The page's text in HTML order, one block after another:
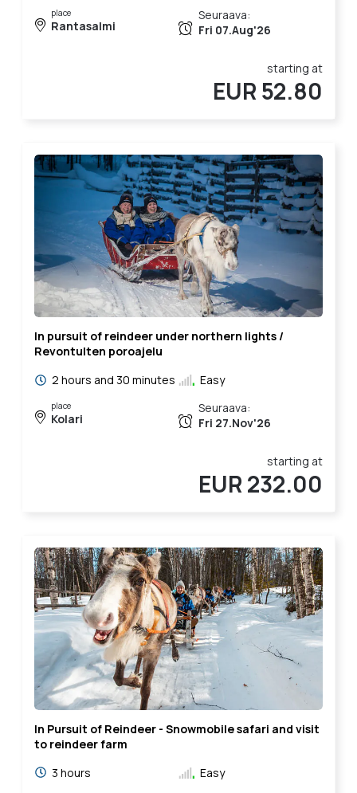
place
Rantasalmi
Seuraava:
Fri 07.Aug'26
starting at
EUR 52.80
In pursuit of reindeer under northern lights /
Revontulten poroajelu
2 hours and 30 minutes
Easy
place
Kolari
Seuraava:
Fri 27.Nov'26
starting at
EUR 232.00
In Pursuit of Reindeer - Snowmobile safari and visit
to reindeer farm
3 hours
Easy